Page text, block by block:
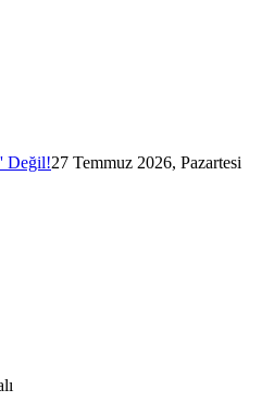
Değil!27 Temmuz 2026, Pazartesi